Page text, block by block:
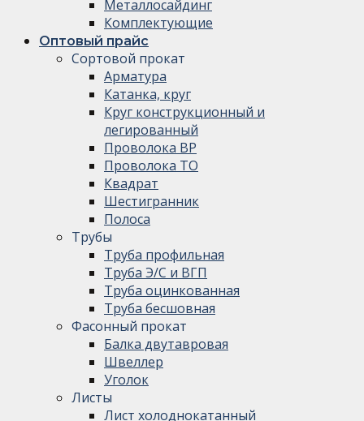
Металлосайдинг
Комплектующие
Оптовый прайс
Сортовой прокат
Арматура
Катанка, круг
Круг конструкционный и
легированный
Проволока ВР
Проволока ТО
Квадрат
Шестигранник
Полоса
Трубы
Труба профильная
Труба Э/С и ВГП
Труба оцинкованная
Труба бесшовная
Фасонный прокат
Балка двутавровая
Швеллер
Уголок
Листы
Лист холоднокатанный